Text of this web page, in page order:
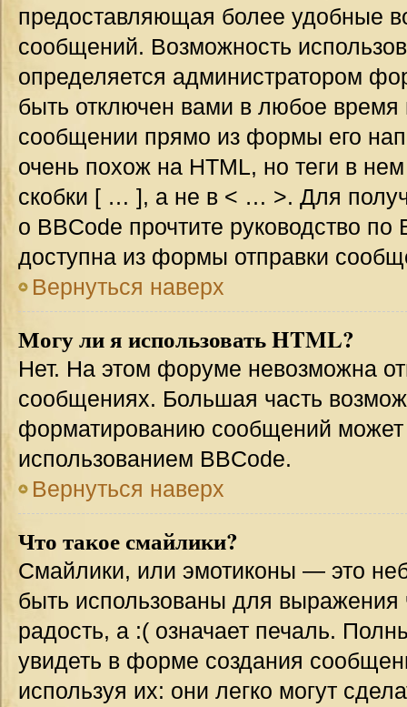
предоставляющая более удобные
сообщений. Возможность
определяется администратором
быть отключен вами в любое
сообщении прямо из формы его
очень похож на HTML, но теги в
скобки [ … ], а не в < … >. Для
о BBCode прочтите руководство
доступна из формы отправки
Вернуться наверх
Могу ли я использовать HTML?
Нет. На этом форуме невозможна
сообщениях. Большая часть
форматированию сообщений может
использованием BBCode.
Вернуться наверх
Что такое смайлики?
Смайлики, или эмотиконы — это
быть использованы для выражения
радость, а :( означает печаль.
увидеть в форме создания
используя их: они легко могут